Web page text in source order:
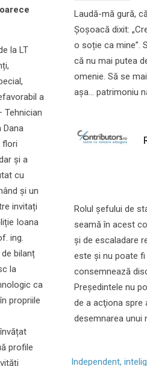
la LT
a
Tehnician
Dana
flori
și a
cu
și un
invitați
Ioana
ing.
bilanț
la
ca
propriile
profile
Laudă-mă gură,
Șoșoacă dixit:
o soție ca mine”.
că nu mai putea
omenie. Să se
așa... patrimoniu
Rolul şefului de
seamă în acest
şi de escaladare
este şi nu poate
consemnează
Preşedintele nu
de a acţiona spre
desemnarea unui
Independent,